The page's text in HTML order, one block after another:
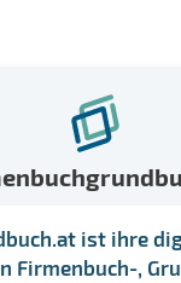
ist ihre
Firmenbuch-,